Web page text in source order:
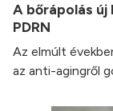
A bőrápolás
PDRN
Az elmúlt
az anti-agingről